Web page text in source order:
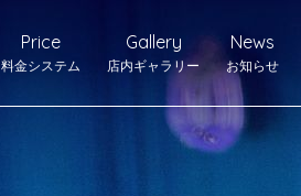
Price
料金システム
Gallery
店内ギャラリー
News
お知らせ